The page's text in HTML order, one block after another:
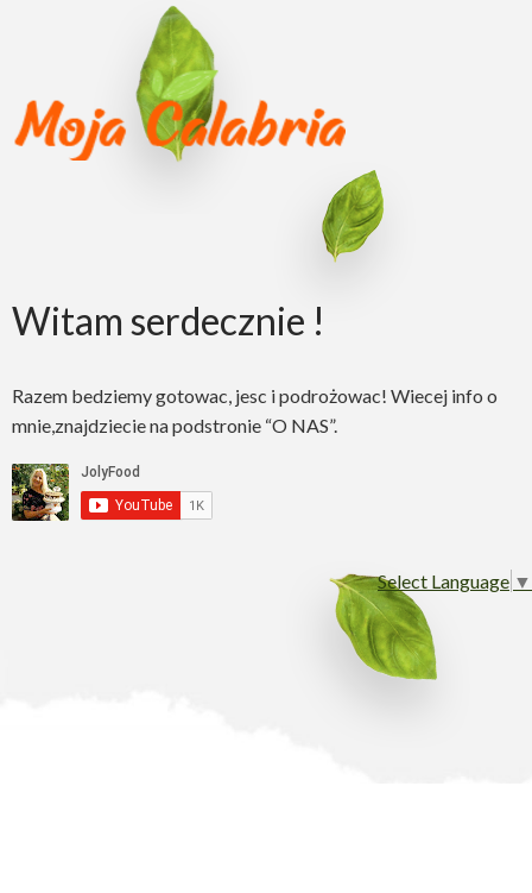
Witam serdecznie !
Razem bedziemy gotowac, jesc i podrożowac! Wiecej info o
mnie,znajdziecie na podstronie “O NAS”.
Select Language ▼